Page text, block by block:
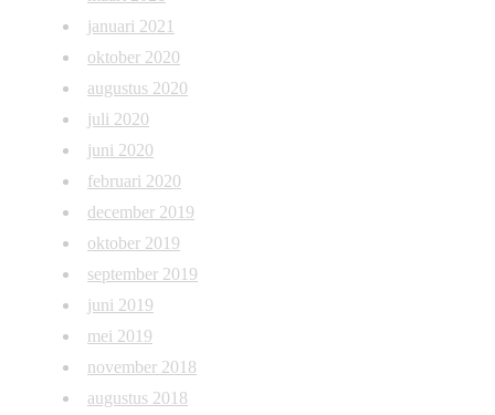
januari 2021
oktober 2020
augustus 2020
juli 2020
juni 2020
februari 2020
december 2019
oktober 2019
september 2019
juni 2019
mei 2019
november 2018
augustus 2018